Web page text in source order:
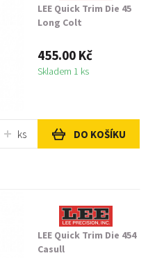
LEE Quick Trim Die 45
Long Colt
455.00 Kč
Skladem 1 ks
ks DO KOŠÍKU
LEE Quick Trim Die 454
Casull